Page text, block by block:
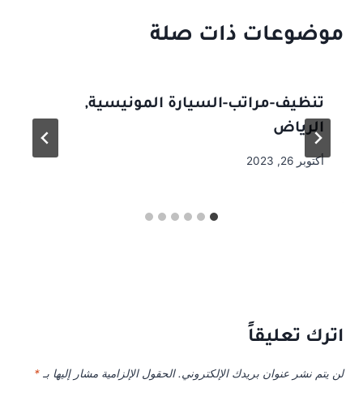
موضوعات ذات صلة
تنظيف-مراتب-السيارة المونيسية,
الرياض
أكتوبر 26, 2023
اترك تعليقاً
لن يتم نشر عنوان بريدك الإلكتروني. الحقول الإلزامية مشار إليها بـ *